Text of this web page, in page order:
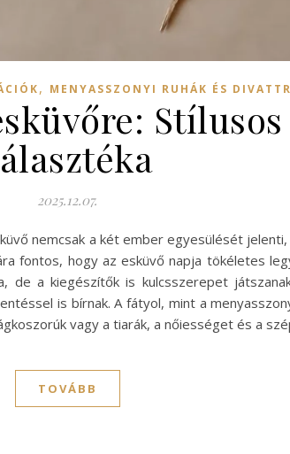
, MENYASSZONYI RUHÁK ÉS
2025.12.07.
nemcsak a két ember egyesülését
fontos, hogy az esküvő napja tökéletes
a kiegészítők is kulcsszerepet
is bírnak. A fátyol, mint a
vagy a tiarák, a nőiességet és a
TOVÁBB